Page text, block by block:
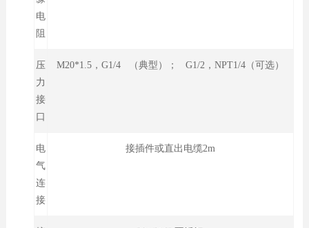
电
阻
压
力
接
口
M20*1.5，G1/4 （典型）； G1/2，NPT1/4（可选）
电
气
连
接
接插件或直出电缆2m